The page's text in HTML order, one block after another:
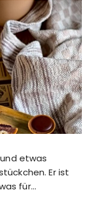
etwas
Er ist
für…